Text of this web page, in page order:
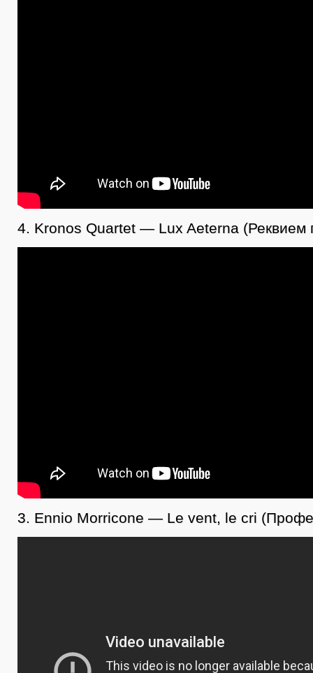
4. Kronos Quartet — Lux Aeterna (Реквием
3. Ennio Morricone — Le vent, le cri